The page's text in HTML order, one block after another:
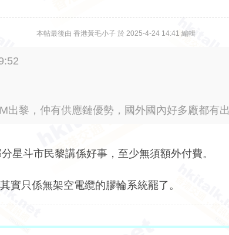
本帖最後由 香港黃毛小子 於 2025-4-24 14:41 編輯
出黎，仲有供應鏈優勢，國外國內好多廠都有出
星斗市民黎講係好事，至少無須額外付費。
實只係無架空電纜的膠輪系統罷了。